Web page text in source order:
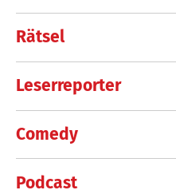
Rätsel
Leserreporter
Comedy
Podcast